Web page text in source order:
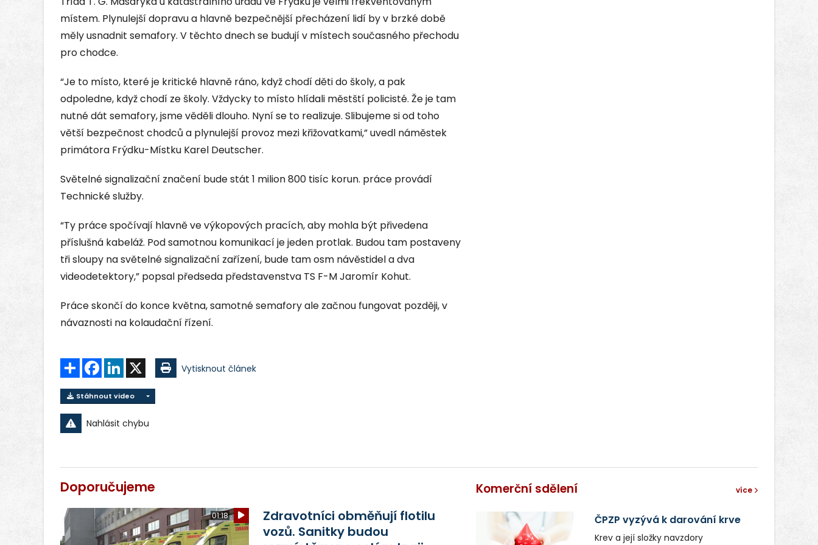
místem. Plynulejší dopravu a hlavně bezpečnější přecházení lidí by v brzké době
měly usnadnit semafory. V těchto dnech se budují v místech současného přechodu
pro chodce.
“Je to místo, které je kritické hlavně ráno, když chodí děti do školy, a pak
odpoledne, když chodí ze školy. Vždycky to místo hlídali městští policisté. Že je tam
nutné dát semafory, jsme věděli dlouho. Nyní se to realizuje. Slibujeme si od toho
větší bezpečnost chodců a plynulejší provoz mezi křižovatkami,” uvedl náměstek
primátora Frýdku-Místku Karel Deutscher.
Světelné signalizační značení bude stát 1 milion 800 tisíc korun. práce provádí
Technické služby.
“Ty práce spočívají hlavně ve výkopových pracích, aby mohla být přivedena
příslušná kabeláž. Pod samotnou komunikací je jeden protlak. Budou tam postaveny
tři sloupy na světelné signalizační zařízení, bude tam osm návěstidel a dva
videodetektory,” popsal předseda představenstva TS F-M Jaromír Kohut.
Práce skončí do konce května, samotné semafory ale začnou fungovat později, v
návaznosti na kolaudační řízení.
Sdílet FacebookLinkedIn Vytisknout článek
Stáhnout video
Nahlásit chybu
Doporučujeme
01:18
Zdravotníci obměňují flotilu
vozů. Sanitky budou
Komerční sdělení více
ČPZP vyzývá k darování krve
Krev a její složky navzdory